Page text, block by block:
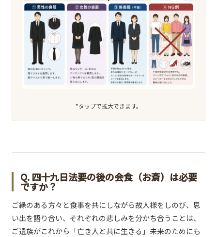
*タップで拡大できます。
Q. 四十九日法要の後の会食（お斎）は必要
ですか？
ご縁のある方々と食事を共にしながら故人様をしのび、思
い出を語り合い、それぞれの悲しみを分かち合うことは、
ご遺族がこれから「亡き人と共に生きる」未来のためにも